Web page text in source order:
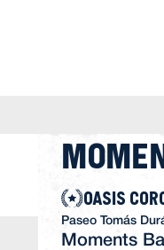
OASIS
Paseo Tomás
Moments